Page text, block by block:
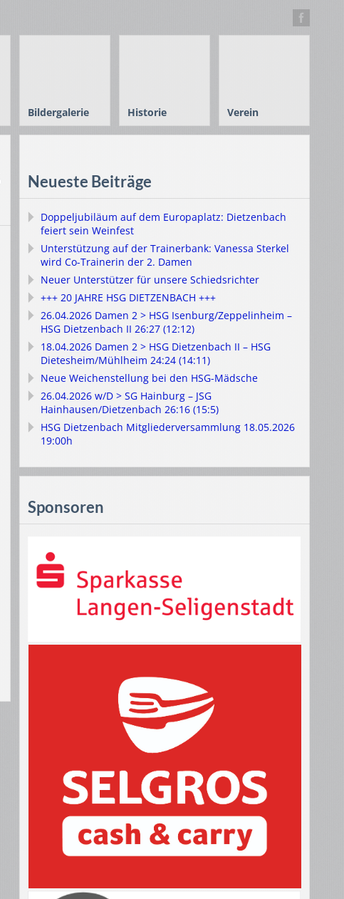
Bildergalerie Historie Verein
Neueste Beiträge
Doppeljubiläum auf dem Europaplatz: Dietzenbach
feiert sein Weinfest
Unterstützung auf der Trainerbank: Vanessa Sterkel
wird Co-Trainerin der 2. Damen
Neuer Unterstützer für unsere Schiedsrichter
+++ 20 JAHRE HSG DIETZENBACH +++
26.04.2026 Damen 2 > HSG Isenburg/Zeppelinheim –
HSG Dietzenbach II 26:27 (12:12)
18.04.2026 Damen 2 > HSG Dietzenbach II – HSG
Dietesheim/Mühlheim 24:24 (14:11)
Neue Weichenstellung bei den HSG-Mädsche
26.04.2026 w/D > SG Hainburg – JSG
Hainhausen/Dietzenbach 26:16 (15:5)
HSG Dietzenbach Mitgliederversammlung 18.05.2026
19:00h
Sponsoren